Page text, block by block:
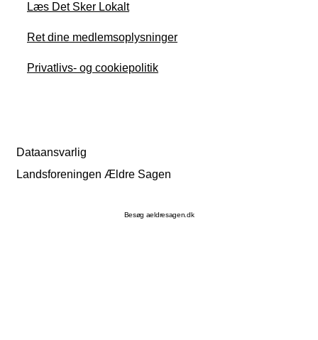
Læs Det Sker Lokalt
Ret dine medlemsoplysninger
Privatlivs- og cookiepolitik
Dataansvarlig
Landsforeningen Ældre Sagen
Besøg aeldresagen.dk